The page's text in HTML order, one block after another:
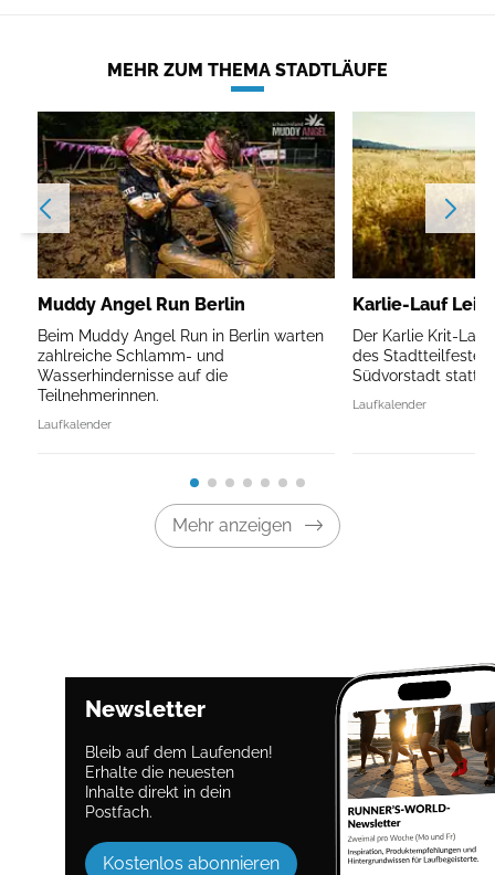
MEHR ZUM THEMA STADTLÄUFE
Muddy Angel Run Berlin
Beim Muddy Angel Run in Berlin warten
zahlreiche Schlamm- und
Wasserhindernisse auf die
Teilnehmerinnen.
Laufkalender
Karlie-Lauf
Der Karlie Krit-
des Stadtteilfestes
Südvorstadt statt.
Laufkalender
Mehr anzeigen
Newsletter
Bleib auf dem Laufenden!
Erhalte die neuesten
Inhalte direkt in dein
Postfach.
Kostenlos abonnieren